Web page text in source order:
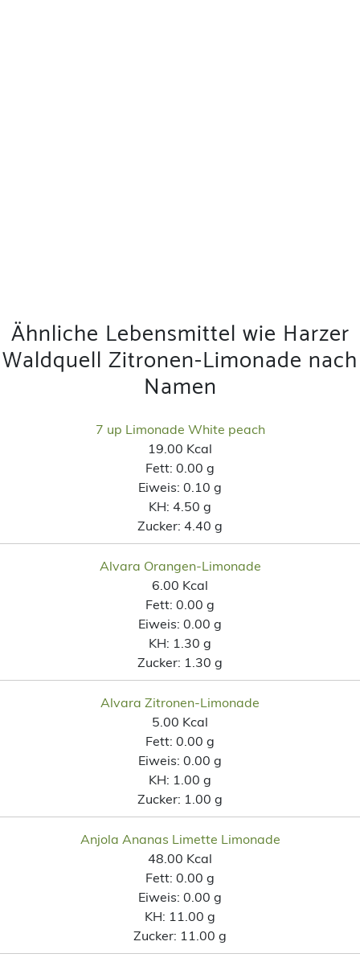
Ähnliche Lebensmittel wie Harzer
Waldquell Zitronen-Limonade nach
Namen
7 up Limonade White peach
19.00 Kcal
Fett: 0.00 g
Eiweis: 0.10 g
KH: 4.50 g
Zucker: 4.40 g
Alvara Orangen-Limonade
6.00 Kcal
Fett: 0.00 g
Eiweis: 0.00 g
KH: 1.30 g
Zucker: 1.30 g
Alvara Zitronen-Limonade
5.00 Kcal
Fett: 0.00 g
Eiweis: 0.00 g
KH: 1.00 g
Zucker: 1.00 g
Anjola Ananas Limette Limonade
48.00 Kcal
Fett: 0.00 g
Eiweis: 0.00 g
KH: 11.00 g
Zucker: 11.00 g